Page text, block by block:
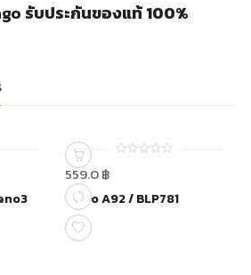
รับประกันของแท้ 100%
5
559.0฿
Oppo A92 / BLP781